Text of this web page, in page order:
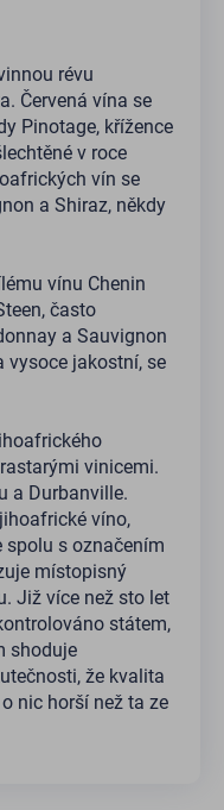
révu
Červená vína se
Pinotage, křížence
v roce
vín se
a Shiraz, někdy
vínu Chenin
často
a Sauvignon
vysoce jakostní, se
vinicemi.
a Durbanville.
víno,
spolu s označením
místopisný
Již více než sto let
státem,
shoduje
že kvalita
nic horší než ta ze